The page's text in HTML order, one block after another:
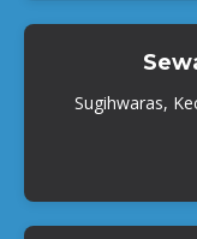
Sugihwaras,